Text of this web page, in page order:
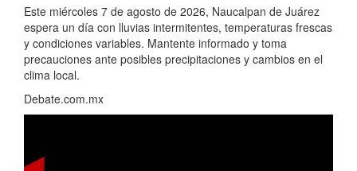
Este miércoles 7 de agosto de 2026, Naucalpan de Juárez
espera un día con lluvias intermitentes, temperaturas frescas
y condiciones variables. Mantente informado y toma
precauciones ante posibles precipitaciones y cambios en el
clima local.
Debate.com.mx